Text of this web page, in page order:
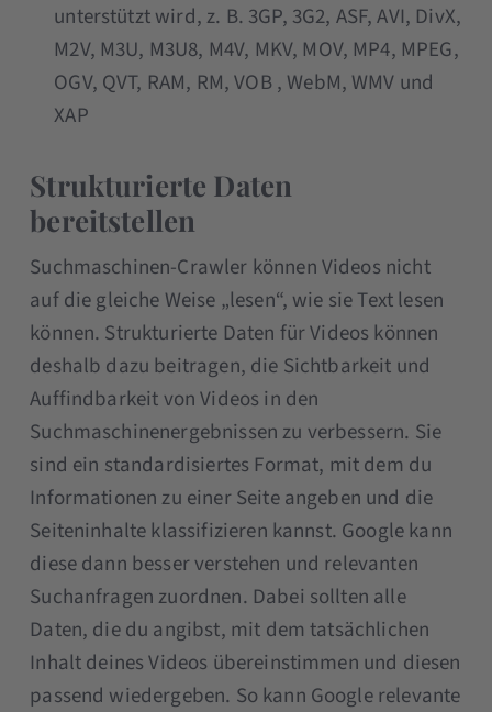
unterstützt wird, z. B. 3GP, 3G2, ASF, AVI, DivX,
M2V, M3U, M3U8, M4V, MKV, MOV, MP4, MPEG,
OGV, QVT, RAM, RM, VOB , WebM, WMV und
XAP
Strukturierte Daten
bereitstellen
Suchmaschinen-Crawler können Videos nicht
auf die gleiche Weise „lesen“, wie sie Text lesen
können. Strukturierte Daten für Videos können
deshalb dazu beitragen, die Sichtbarkeit und
Auffindbarkeit von Videos in den
Suchmaschinenergebnissen zu verbessern. Sie
sind ein standardisiertes Format, mit dem du
Informationen zu einer Seite angeben und die
Seiteninhalte klassifizieren kannst. Google kann
diese dann besser verstehen und relevanten
Suchanfragen zuordnen. Dabei sollten alle
Daten, die du angibst, mit dem tatsächlichen
Inhalt deines Videos übereinstimmen und diesen
passend wiedergeben. So kann Google relevante